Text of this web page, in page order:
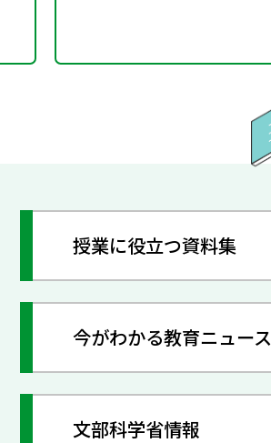
授業に役立つ資料集
今がわかる教育ニュース
文部科学省情報